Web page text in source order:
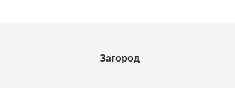
Загород